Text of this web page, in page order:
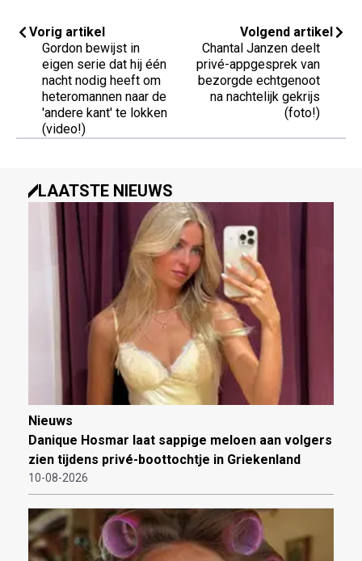
Vorig artikel
Gordon bewijst in
eigen serie dat hij één
nacht nodig heeft om
heteromannen naar de
'andere kant' te lokken
(video!)
Volgend artikel
Chantal Janzen deelt
privé-appgesprek van
bezorgde echtgenoot
na nachtelijk gekrijs
(foto!)
LAATSTE NIEUWS
Nieuws
Danique Hosmar laat sappige meloen aan volgers
zien tijdens privé-boottochtje in Griekenland
10-08-2026